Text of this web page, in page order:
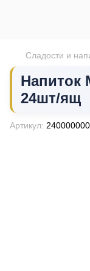
Сладости и
Напиток
24шт/ящ
Артикул: